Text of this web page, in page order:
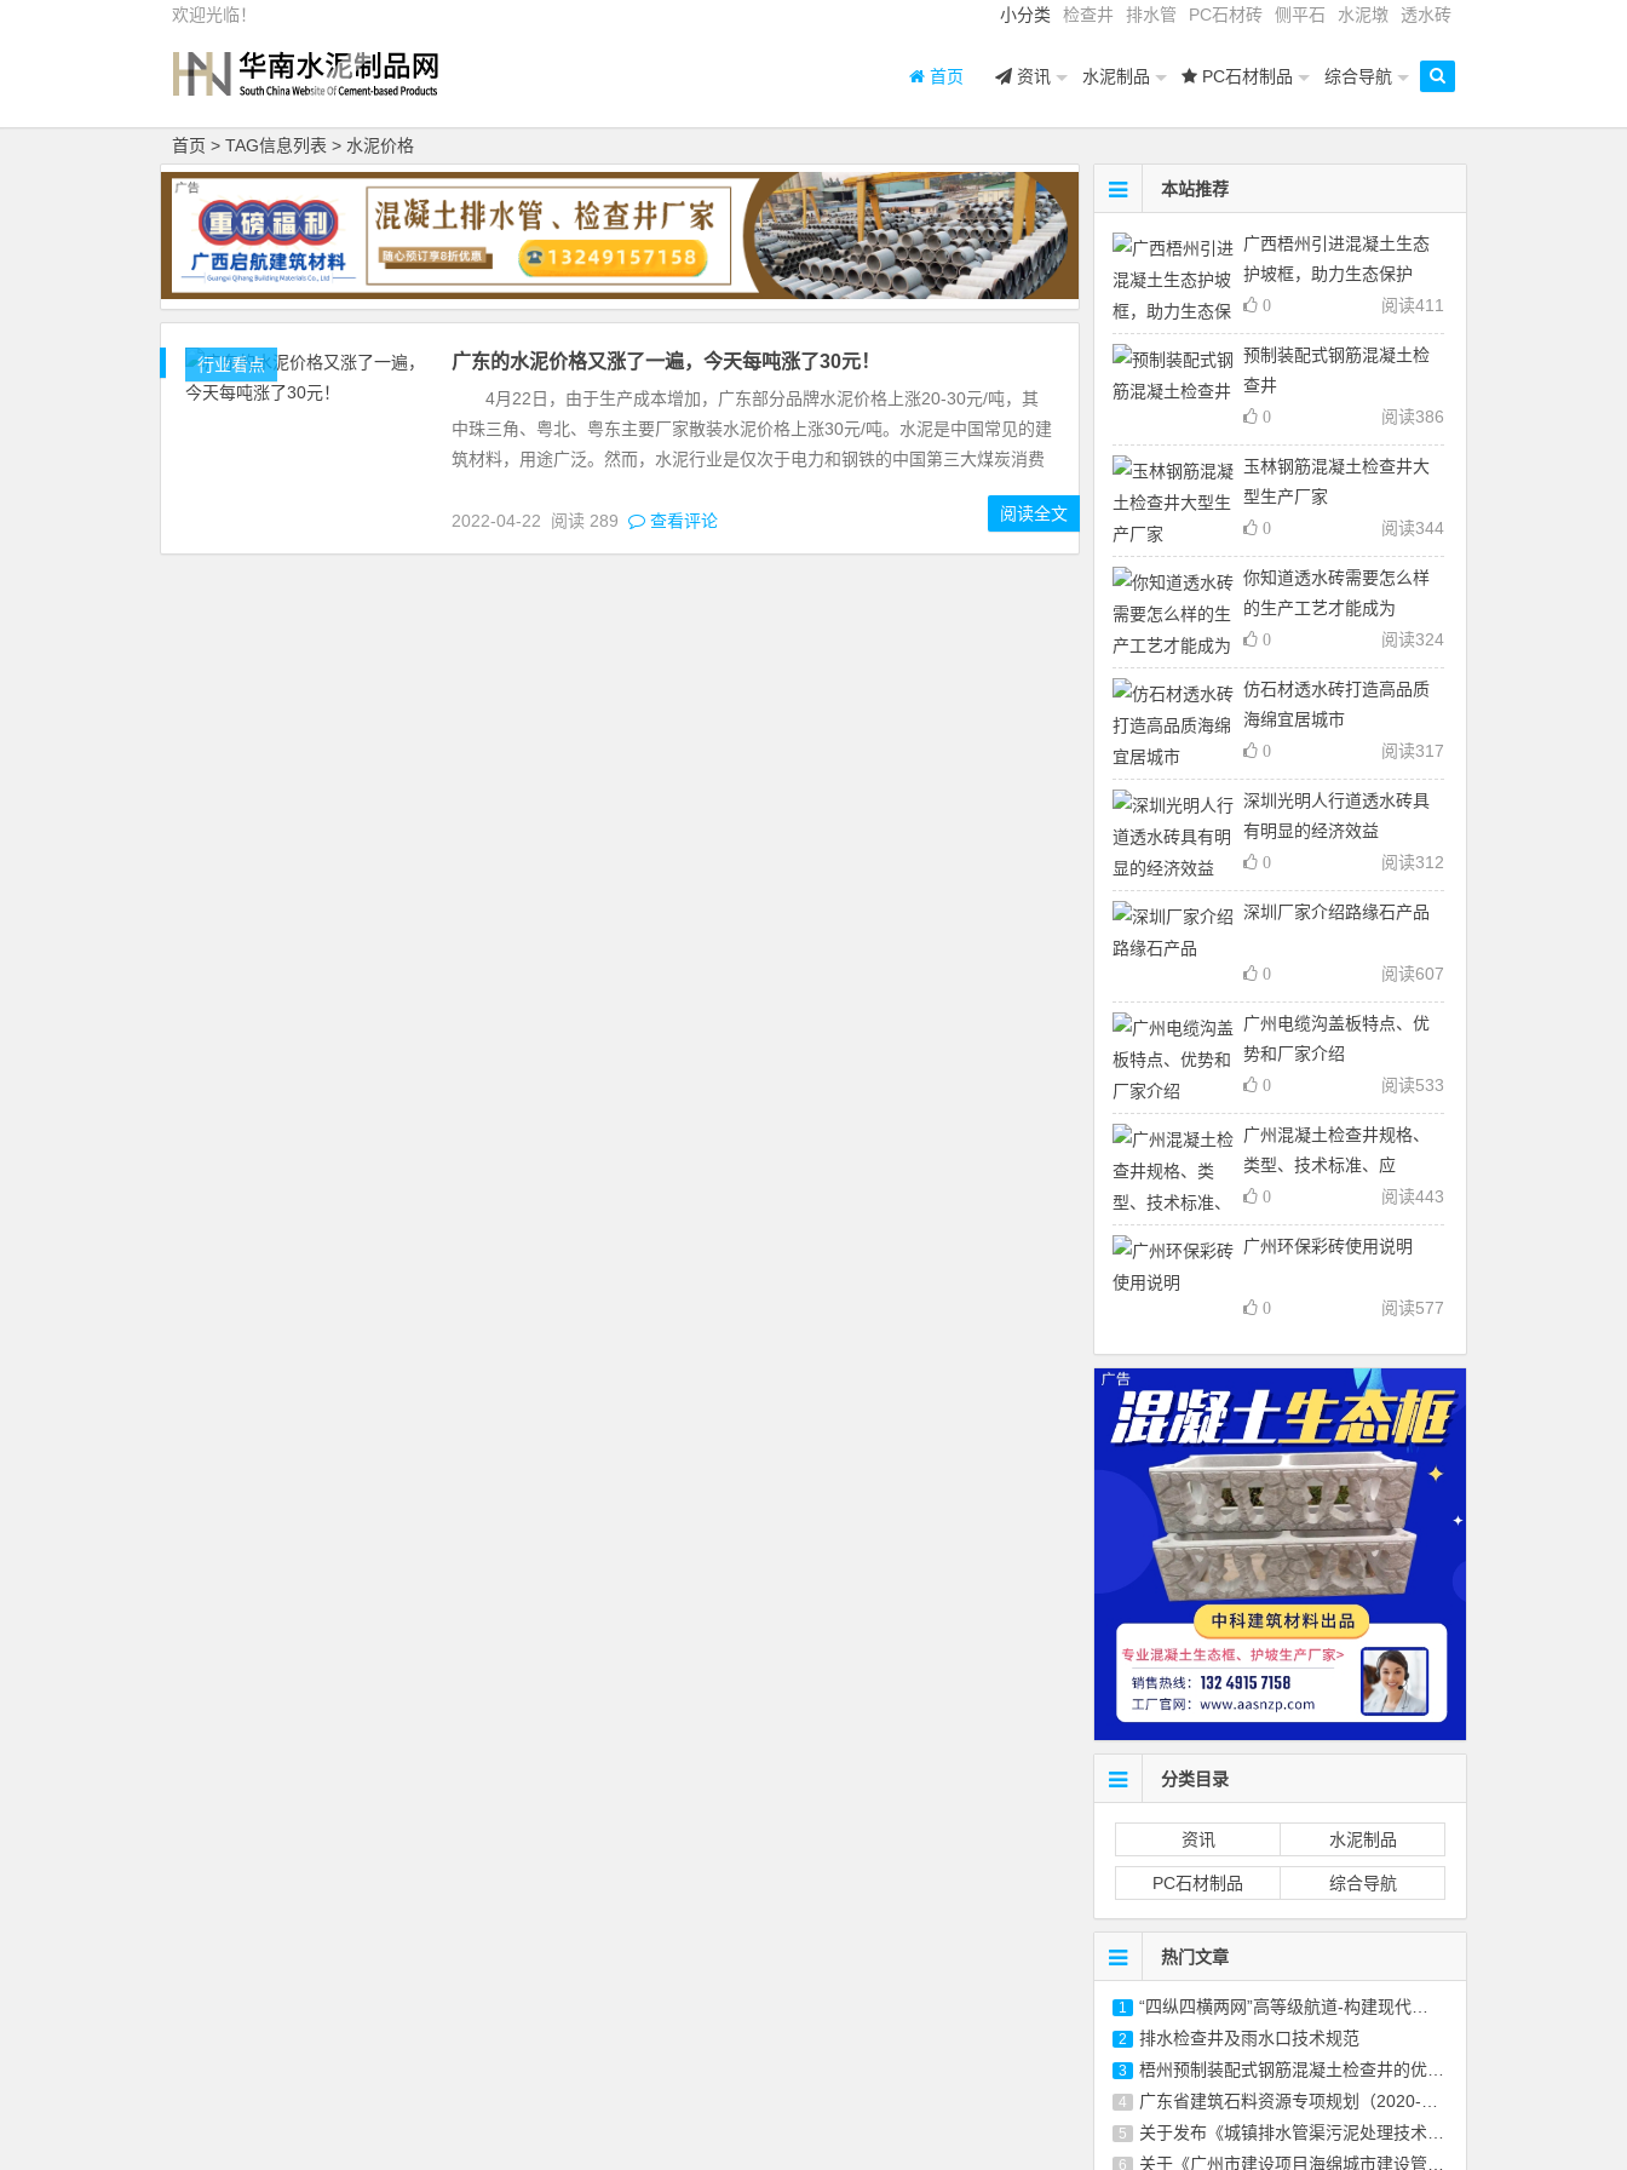
欢迎光临！ 小分类 检查井 排水管 PC石材砖 侧平石 水泥墩 透水砖
首页 资讯 水泥制品 PC石材制品 综合导航
首页 > TAG信息列表 > 水泥价格
行业看点 广东的水泥价格又涨了一遍，今天每吨涨了30元！
4月22日，由于生产成本增加，广东部分品牌水泥价格上涨20-30元/吨，其
中珠三角、粤北、粤东主要厂家散装水泥价格上涨30元/吨。水泥是中国常见的建
筑材料，用途广泛。然而，水泥行业是仅次于电力和钢铁的中国第三大煤炭消费
2022-04-22 阅读 289 查看评论 阅读全文
本站推荐
广西梧州引进混凝土生态
护坡框，助力生态保护
阅读411
0
预制装配式钢筋混凝土检
查井
阅读386
0
玉林钢筋混凝土检查井大
型生产厂家
阅读344
0
你知道透水砖需要怎么样
的生产工艺才能成为
阅读324
0
仿石材透水砖打造高品质
海绵宜居城市
阅读317
0
深圳光明人行道透水砖具
有明显的经济效益
阅读312
0
深圳厂家介绍路缘石产品
阅读607
0
广州电缆沟盖板特点、优
势和厂家介绍
阅读533
0
广州混凝土检查井规格、
类型、技术标准、应
阅读443
0
广州环保彩砖使用说明
阅读577
0
分类目录
资讯 水泥制品
PC石材制品 综合导航
热门文章
1 “四纵四横两网”高等级航道-构建现代化水
2 排水检查井及雨水口技术规范
3 梧州预制装配式钢筋混凝土检查井的优缺点
4 广东省建筑石料资源专项规划（2020-2030年）
5 关于发布《城镇排水管渠污泥处理技术规程》
6 关于《广州市建设项目海绵城市建设管控指标